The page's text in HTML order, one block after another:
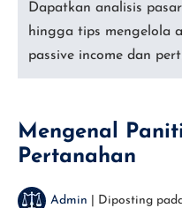
Dapatkan analisis
hingga tips mengelola
passive income dan
Mengenal
Pertanahan
Admin Diposting